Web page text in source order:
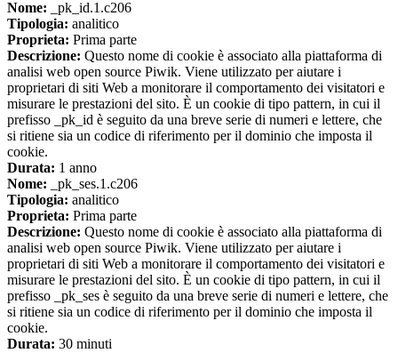
Nome: _pk_id.1.c206
Tipologia: analitico
Proprieta: Prima parte
Descrizione: Questo nome di cookie è associato alla piattaforma di
analisi web open source Piwik. Viene utilizzato per aiutare i
proprietari di siti Web a monitorare il comportamento dei visitatori e
misurare le prestazioni del sito. È un cookie di tipo pattern, in cui il
prefisso _pk_id è seguito da una breve serie di numeri e lettere, che
si ritiene sia un codice di riferimento per il dominio che imposta il
cookie.
Durata: 1 anno
Nome: _pk_ses.1.c206
Tipologia: analitico
Proprieta: Prima parte
Descrizione: Questo nome di cookie è associato alla piattaforma di
analisi web open source Piwik. Viene utilizzato per aiutare i
proprietari di siti Web a monitorare il comportamento dei visitatori e
misurare le prestazioni del sito. È un cookie di tipo pattern, in cui il
prefisso _pk_ses è seguito da una breve serie di numeri e lettere, che
si ritiene sia un codice di riferimento per il dominio che imposta il
cookie.
Durata: 30 minuti